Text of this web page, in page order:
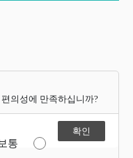
의성에 만족하십니까?
통